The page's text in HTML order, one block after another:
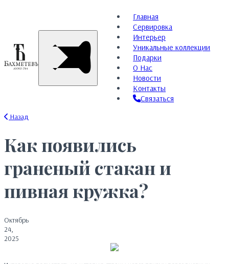
Главная
Сервировка
Интерьер
Уникальные коллекции
Подарки
О Нас
Новости
Контакты
Связаться
Назад
Как появились
граненый стакан и
пивная кружка?
Октябрь
24,
2025